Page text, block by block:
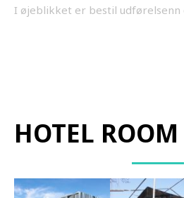
I øjeblikket er bestil udførelsenn
HOTEL ROOM